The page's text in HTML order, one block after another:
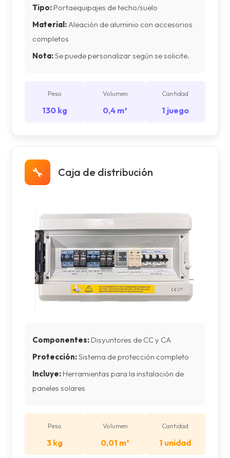
Tipo: Portaequipajes de techo/suelo
Material:Aleación de aluminio con accesorios
completos
Nota:Se puede personalizar según se solicite.
Peso
130 kg
Volumen
0,4 m³
Cantidad
1 juego
🔧 Caja de distribución
Componentes: Disyuntores de CC y CA
Protección:Sistema de protección completo
Incluye: Herramientas para la instalación de
paneles solares
Peso
3 kg
Volumen
0,01 m³
Cantidad
1 unidad